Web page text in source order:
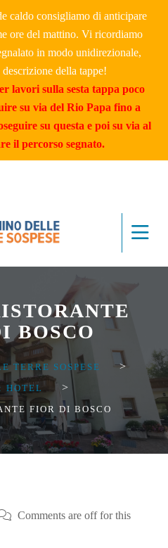
caldo consigliamo di anticipare
ore del mattino. Vi ricordiamo
in modo unidirezionale,
della tappe!
lavori sulla sesta tappa poco
su via del Rio Papa fino a
su questa e poi su via al
il percorso segnato.
BOSCO
TERRE SOSPESE >
HOTEL >
FIOR DI BOSCO
Comments are off for this